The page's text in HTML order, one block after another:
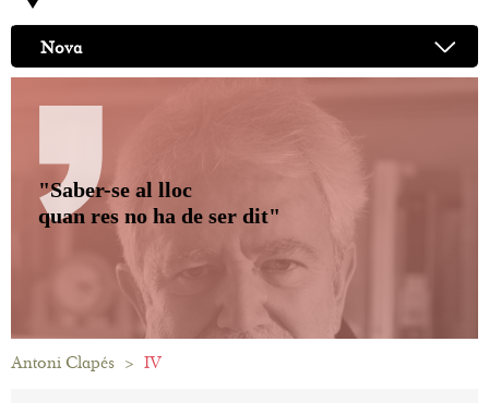
Nova
"Saber-se al lloc
quan res no ha de ser dit"
Antoni Clapés > IV